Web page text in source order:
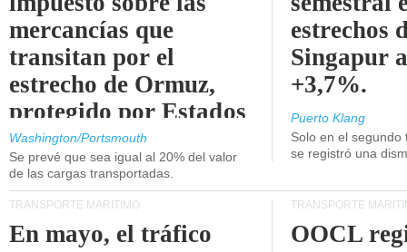
mercancías que
transitan por el
estrecho de Ormuz,
protegido por Estados
Unidos.
Washington/Portsmouth
Se prevé que sea igual al 20% del valor
de las cargas transportadas.
estrechos
Singapur
+3,7%.
Puerto Klang
Solo en el
se registró una
TRANSPORTE MARÍTIMO
En mayo, el tráfico
TRANSPORTE
OOCL